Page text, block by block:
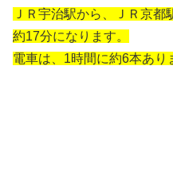
ＪＲ宇治駅から、ＪＲ京都
約17分になります。
電車は、1時間に約6本あり